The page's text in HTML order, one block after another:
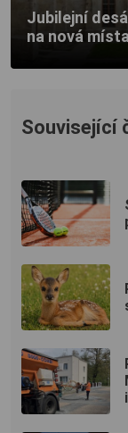
Jubilejní
na nová místa
Související